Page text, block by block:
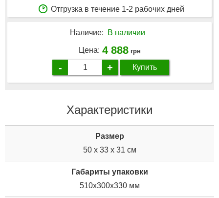
Отгрузка в течение 1-2 рабочих дней
Наличие: В наличии
Цена: 4 888 грн
- + Купить
Характеристики
Размер
50 x 33 x 31 см
Габариты упаковки
510x300x330 мм